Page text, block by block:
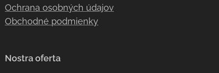
Ochrana osobných údajov
Obchodné podmienky
Nostra oferta